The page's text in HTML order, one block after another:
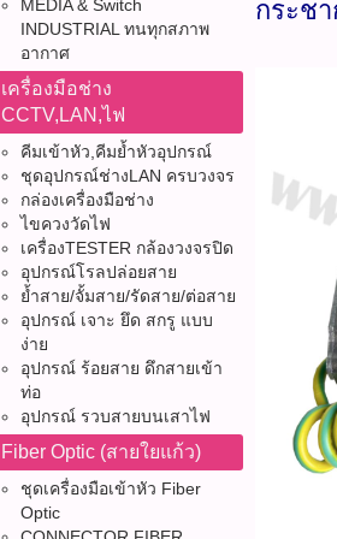
MEDIA & Switch
INDUSTRIAL ทนทุกสภาพ
อากาศ
เครื่องมือช่าง
CCTV,LAN,ไฟ
คีมเข้าหัว,คีมย้ำหัวอุปกรณ์
ชุดอุปกรณ์ช่างLAN ครบวงจร
กล่องเครื่องมือช่าง
ไขควงวัดไฟ
เครื่องTESTER กล้องวงจรปิด
อุปกรณ์โรลปล่อยสาย
ย้ำสาย/จั้มสาย/รัดสาย/ต่อสาย
อุปกรณ์ เจาะ ยึด สกรู แบบ
ง่าย
อุปกรณ์ ร้อยสาย ดึกสายเข้า
ท่อ
อุปกรณ์ รวบสายบนเสาไฟ
Fiber Optic (สายใยแก้ว)
ชุดเครื่องมือเข้าหัว Fiber
Optic
กระช